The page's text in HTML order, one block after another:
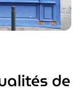
de